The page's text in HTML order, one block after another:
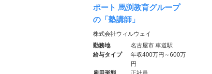
ポート 馬渕教育グループ
の「塾講師」
株式会社ウィルウェイ
勤務地
名古屋市 車道駅
給与タイプ
年収400万円～600万
円